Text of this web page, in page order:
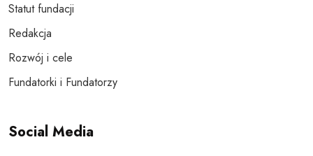
Statut fundacji
Redakcja
Rozwój i cele
Fundatorki i Fundatorzy
Social Media